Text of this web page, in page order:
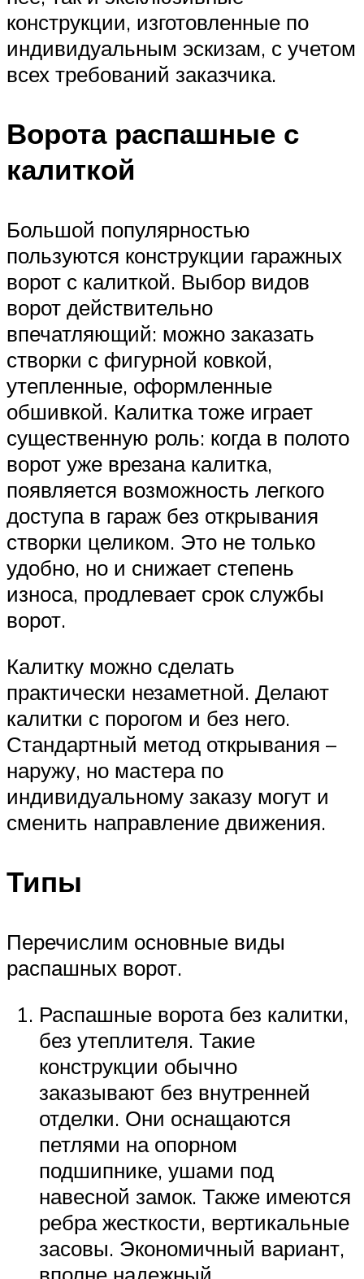
конструкции, изготовленные по
индивидуальным эскизам, с учетом
всех требований заказчика.
Ворота распашные с
калиткой
Большой популярностью
пользуются конструкции гаражных
ворот с калиткой. Выбор видов
ворот действительно
впечатляющий: можно заказать
створки с фигурной ковкой,
утепленные, оформленные
обшивкой. Калитка тоже играет
существенную роль: когда в полото
ворот уже врезана калитка,
появляется возможность легкого
доступа в гараж без открывания
створки целиком. Это не только
удобно, но и снижает степень
износа, продлевает срок службы
ворот.
Калитку можно сделать
практически незаметной. Делают
калитки с порогом и без него.
Стандартный метод открывания –
наружу, но мастера по
индивидуальному заказу могут и
сменить направление движения.
Типы
Перечислим основные виды
распашных ворот.
Распашные ворота без калитки,
без утеплителя. Такие
конструкции обычно
заказывают без внутренней
отделки. Они оснащаются
петлями на опорном
подшипнике, ушами под
навесной замок. Также имеются
ребра жесткости, вертикальные
засовы. Экономичный вариант,